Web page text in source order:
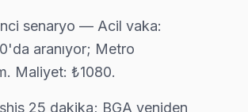
senaryo — Acil vaka:
aranıyor; Metro
Maliyet: ₺1080.
25 dakika; BGA yeniden